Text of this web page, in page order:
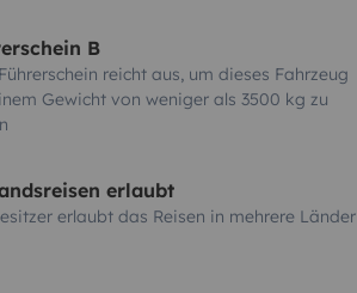
B
reicht aus, um dieses Fahrzeug
Gewicht von weniger als 3500 kg zu
erlaubt
erlaubt das Reisen in mehrere Länder